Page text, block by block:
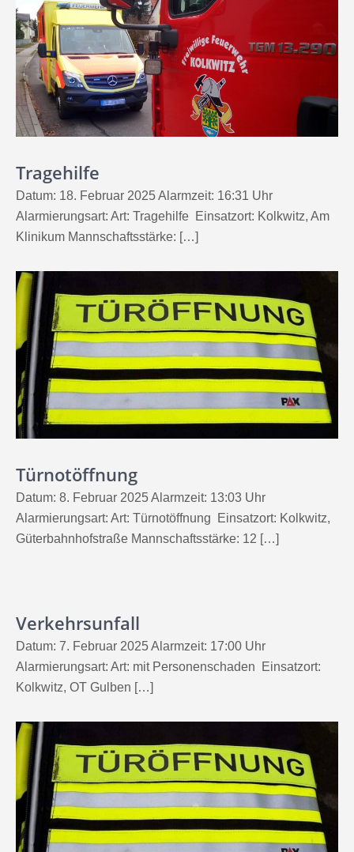
Tragehilfe
Datum: 18. Februar 2025 Alarmzeit: 16:31 Uhr
Alarmierungsart: Art: Tragehilfe Einsatzort: Kolkwitz, Am
Klinikum Mannschaftsstärke: […]
Türnotöffnung
Datum: 8. Februar 2025 Alarmzeit: 13:03 Uhr
Alarmierungsart: Art: Türnotöffnung Einsatzort: Kolkwitz,
Güterbahnhofstraße Mannschaftsstärke: 12 […]
Verkehrsunfall
Datum: 7. Februar 2025 Alarmzeit: 17:00 Uhr
Alarmierungsart: Art: mit Personenschaden Einsatzort:
Kolkwitz, OT Gulben […]